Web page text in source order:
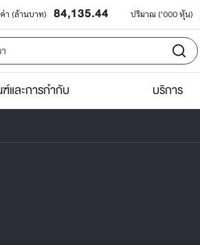
า (ล้านบาท) 84,135.44 ปริมาณ ('000 หุ้น)
และการกำกับ บริการ